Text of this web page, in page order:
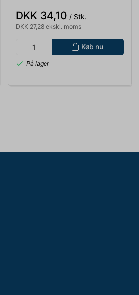
DKK 34,10 / Stk.
DKK 27,28 ekskl. moms
Køb nu
På lager